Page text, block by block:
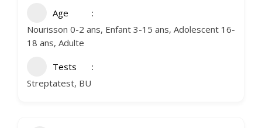
Age
Nourisson 0-2 ans, Enfant 3-15 ans, Adolescent 16-
18 ans, Adulte
Tests
Streptatest, BU